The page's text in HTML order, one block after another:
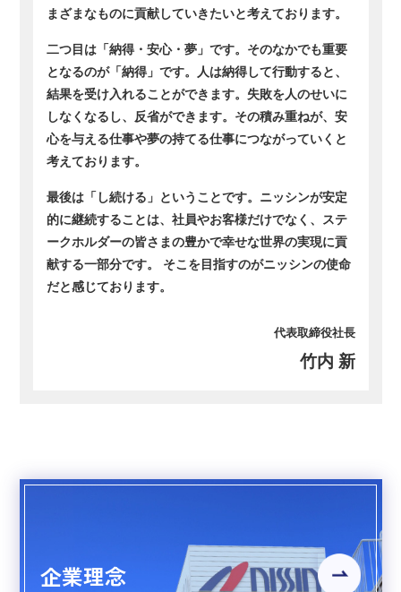
まざまなものに貢献していきたいと考えております。
二つ目は「納得・安心・夢」です。そのなかでも重要
となるのが「納得」です。人は納得して行動すると、
結果を受け入れることができます。失敗を人のせいに
しなくなるし、反省ができます。その積み重ねが、安
心を与える仕事や夢の持てる仕事につながっていくと
考えております。
最後は「し続ける」ということです。ニッシンが安定
的に継続することは、社員やお客様だけでなく、ステ
ークホルダーの皆さまの豊かで幸せな世界の実現に貢
献する一部分です。 そこを目指すのがニッシンの使命
だと感じております。
代表取締役社長
竹内 新
企業理念